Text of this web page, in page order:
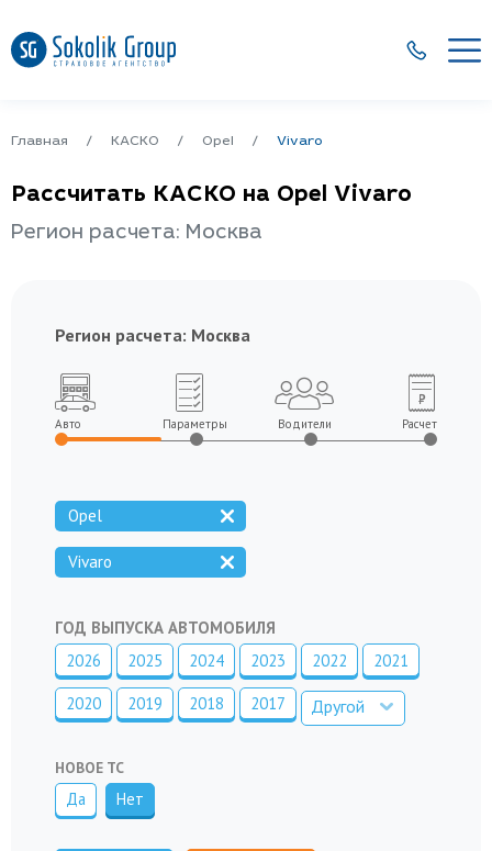
Главная КАСКО Opel Vivaro
Рассчитать КАСКО на Opel Vivaro
Регион расчета: Москва
Регион расчета: Москва
Авто Параметры Водители Расчет
Opel
Vivaro
ГОД ВЫПУСКА АВТОМОБИЛЯ
2026
2025 2024 2023 2022 2021
2020 2019 2018 2017 Другой
НОВОЕ ТС
Да Нет